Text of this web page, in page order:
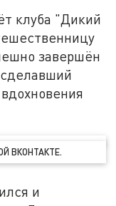
клуба "Дикий
завершён
ВКОНТАКТЕ.
и